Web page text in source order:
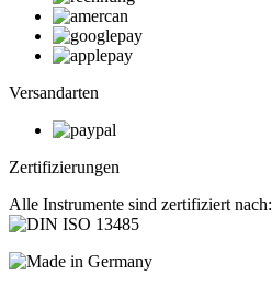
Versandarten
Zertifizierungen
Alle Instrumente sind zertifiziert nach: